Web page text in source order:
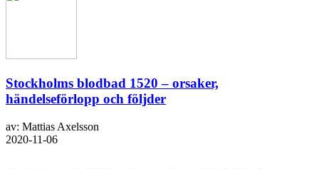
Stockholms blodbad 1520 – orsaker,
händelseförlopp och följder
av: Mattias Axelsson
2020-11-06